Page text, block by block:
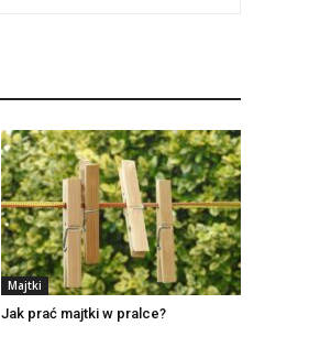
Majtki
Jak prać majtki w pralce?